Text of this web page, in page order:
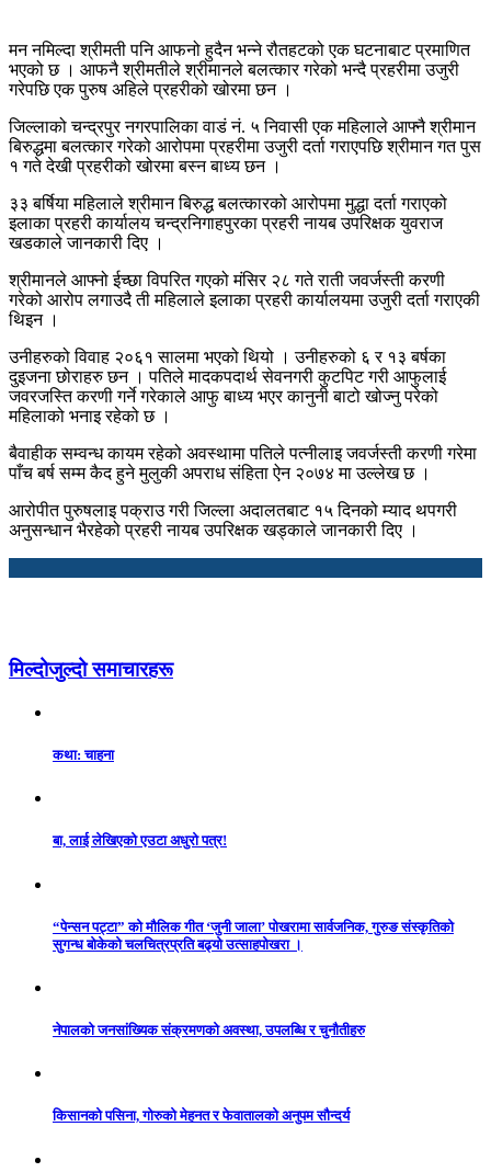
मन नमिल्दा श्रीमती पनि आफनो हुदैन भन्ने रौतहटको एक घटनाबाट प्रमाणित
भएको छ । आफनै श्रीमतीले श्रीमानले बलत्कार गरेको भन्दै प्रहरीमा उजुरी
गरेपछि एक पुरुष अहिले प्रहरीको खोरमा छन ।
जिल्लाको चन्द्रपुर नगरपालिका वाडं नं. ५ निवासी एक महिलाले आफ्नै श्रीमान
बिरुद्धमा बलत्कार गरेको आरोपमा प्रहरीमा उजुरी दर्ता गराएपछि श्रीमान गत पुस
१ गते देखी प्रहरीको खोरमा बस्न बाध्य छन ।
३३ बर्षिया महिलाले श्रीमान बिरुद्ध बलत्कारको आरोपमा मुद्धा दर्ता गराएको
इलाका प्रहरी कार्यालय चन्द्रनिगाहपुरका प्रहरी नायब उपरिक्षक युवराज
खडकाले जानकारी दिए ।
श्रीमानले आफ्नो ईच्छा विपरित गएको मंसिर २८ गते राती जवर्जस्ती करणी
गरेको आरोप लगाउदै ती महिलाले इलाका प्रहरी कार्यालयमा उजुरी दर्ता गराएकी
थिइन ।
उनीहरुको विवाह २०६१ सालमा भएको थियो । उनीहरुको ६ र १३ बर्षका
दुइजना छोराहरु छन । पतिले मादकपदार्थ सेवनगरी कुटपिट गरी आफुलाई
जवरजस्ति करणी गर्ने गरेकाले आफु बाध्य भएर कानुनी बाटो खोज्नु परेको
महिलाको भनाइ रहेको छ ।
बैवाहीक सम्वन्ध कायम रहेको अवस्थामा पतिले पत्नीलाइ जवर्जस्ती करणी गरेमा
पाँच बर्ष सम्म कैद हुने मुलुकी अपराध संहिता ऐन २०७४ मा उल्लेख छ ।
आरोपीत पुरुषलाइ पक्राउ गरी जिल्ला अदालतबाट १५ दिनको म्याद थपगरी
अनुसन्धान भैरहेको प्रहरी नायब उपरिक्षक खड्काले जानकारी दिए ।
मिल्दोजुल्दो समाचारहरू
कथा: चाहना
बा, लाई लेखिएको एउटा अधुरो पत्र!
“पेन्सन पट्टा” को मौलिक गीत ‘जुनी जाला’ पोखरामा सार्वजनिक, गुरुङ संस्कृतिको
सुगन्ध बोकेको चलचित्रप्रति बढ्यो उत्साहपोखरा ।
नेपालको जनसांख्यिक संक्रमणको अवस्था, उपलब्धि र चुनौतीहरु
किसानको पसिना, गोरुको मेहनत र फेवातालको अनुपम सौन्दर्य